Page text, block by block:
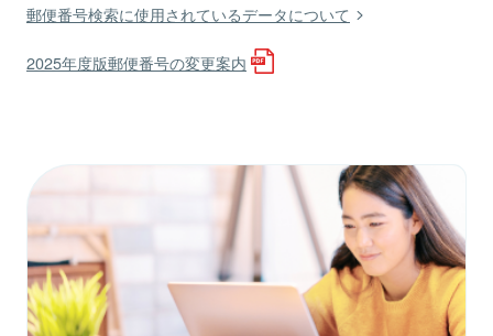
郵便番号検索に使用されているデータについて
2025年度版郵便番号の変更案内